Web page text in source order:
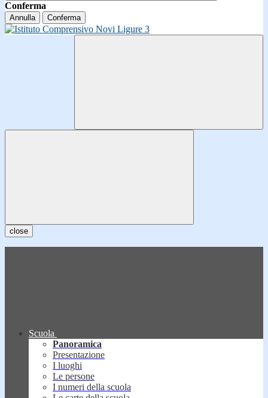
Conferma
Annulla Conferma
close
Scuola
Panoramica
Presentazione
I luoghi
Le persone
I numeri della scuola